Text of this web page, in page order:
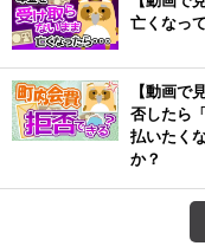
亡くなっ
【動画で
否したら
払いたく
か？